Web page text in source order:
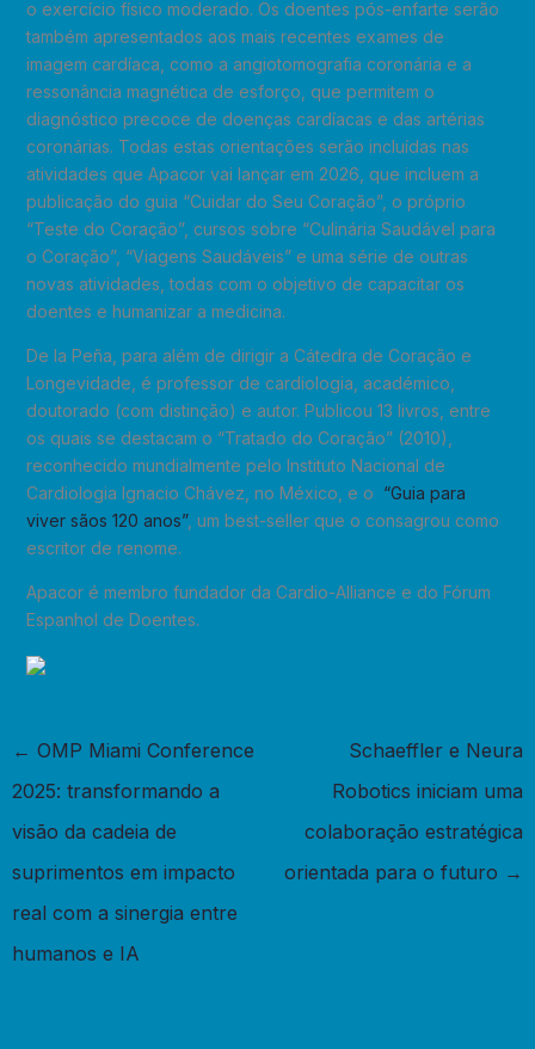
o exercício físico moderado. Os doentes pós-enfarte serão
também apresentados aos mais recentes exames de
imagem cardíaca, como a angiotomografia coronária e a
ressonância magnética de esforço, que permitem o
diagnóstico precoce de doenças cardíacas e das artérias
coronárias. Todas estas orientações serão incluídas nas
atividades que Apacor vai lançar em 2026, que incluem a
publicação do guia “Cuidar do Seu Coração”, o próprio
“Teste do Coração”, cursos sobre “Culinária Saudável para
o Coração”, “Viagens Saudáveis” e uma série de outras
novas atividades, todas com o objetivo de capacitar os
doentes e humanizar a medicina.
De la Peña, para além de dirigir a Cátedra de Coração e
Longevidade, é professor de cardiologia, académico,
doutorado (com distinção) e autor. Publicou 13 livros, entre
os quais se destacam o “Tratado do Coração” (2010),
reconhecido mundialmente pelo Instituto Nacional de
Cardiologia Ignacio Chávez, no México, e o “Guia para
viver sãos 120 anos”, um best-seller que o consagrou como
escritor de renome.
Apacor é membro fundador da Cardio-Alliance e do Fórum
Espanhol de Doentes.
← OMP Miami Conference
2025: transformando a
visão da cadeia de
suprimentos em impacto
real com a sinergia entre
humanos e IA
Schaeffler e Neura
Robotics iniciam uma
colaboração estratégica
orientada para o futuro →